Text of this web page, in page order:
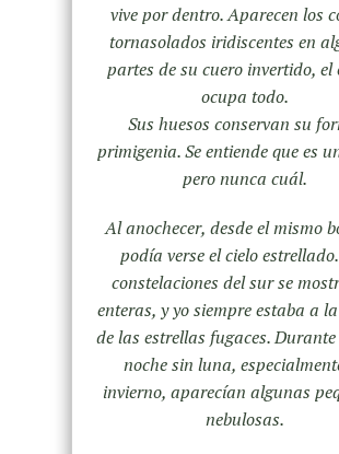
vive por dentro. Aparecen los
tornasolados iridiscentes en
partes de su cuero invertido, el
ocupa todo.
Sus huesos conservan su
primigenia. Se entiende que es
pero nunca cuál.
Al anochecer, desde el mismo
podía verse el cielo
constelaciones del sur se
enteras, y yo siempre estaba a
de las estrellas fugaces.
noche sin luna,
invierno, aparecían algunas
nebulosas.